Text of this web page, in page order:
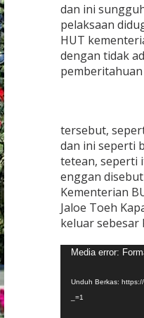
n
t
r
i
a
n
K
e
2
5
,
P
a
n
t
T
dan ini
pelaksaan
HUT
dengan tidak
tersebut,
dan ini seperti
tetean, seperti
enggan
Kementerian
Jaloe Toeh
keluar sebesar
Pemutar
Media error:
Unduh Berkas:
_=1